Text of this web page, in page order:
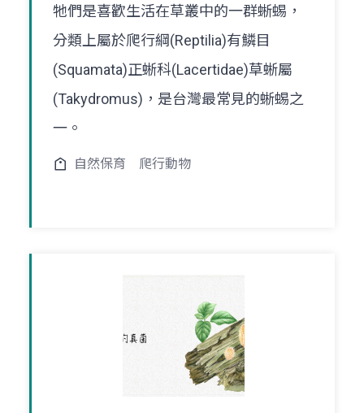
牠們是喜歡生活在草叢中的一群蜥蜴，
分類上屬於爬行綱(Reptilia)有鱗目
(Squamata)正蜥科(Lacertidae)草蜥屬
(Takydromus)，是台灣最常見的蜥蜴之
一。
自然保育 爬行動物